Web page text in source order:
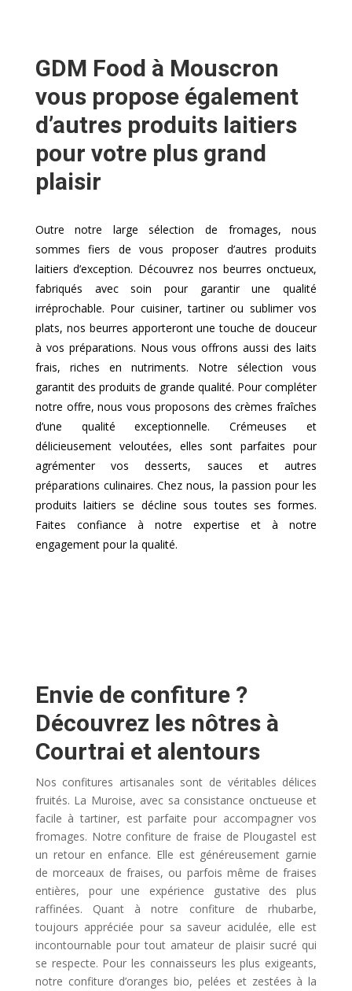
GDM Food à Mouscron
vous propose également
d’autres produits laitiers
pour votre plus grand
plaisir
Outre notre large sélection de fromages, nous
sommes fiers de vous proposer d’autres produits
laitiers d’exception. Découvrez nos beurres onctueux,
fabriqués avec soin pour garantir une qualité
irréprochable. Pour cuisiner, tartiner ou sublimer vos
plats, nos beurres apporteront une touche de douceur
à vos préparations. Nous vous offrons aussi des laits
frais, riches en nutriments. Notre sélection vous
garantit des produits de grande qualité. Pour compléter
notre offre, nous vous proposons des crèmes fraîches
d’une qualité exceptionnelle. Crémeuses et
délicieusement veloutées, elles sont parfaites pour
agrémenter vos desserts, sauces et autres
préparations culinaires. Chez nous, la passion pour les
produits laitiers se décline sous toutes ses formes.
Faites confiance à notre expertise et à notre
engagement pour la qualité.
Envie de confiture ?
Découvrez les nôtres à
Courtrai et alentours
Nos confitures artisanales sont de véritables délices
fruités. La Muroise, avec sa consistance onctueuse et
facile à tartiner, est parfaite pour accompagner vos
fromages. Notre confiture de fraise de Plougastel est
un retour en enfance. Elle est généreusement garnie
de morceaux de fraises, ou parfois même de fraises
entières, pour une expérience gustative des plus
raffinées. Quant à notre confiture de rhubarbe,
toujours appréciée pour sa saveur acidulée, elle est
incontournable pour tout amateur de plaisir sucré qui
se respecte. Pour les connaisseurs les plus exigeants,
notre confiture d’oranges bio, pelées et zestées à la